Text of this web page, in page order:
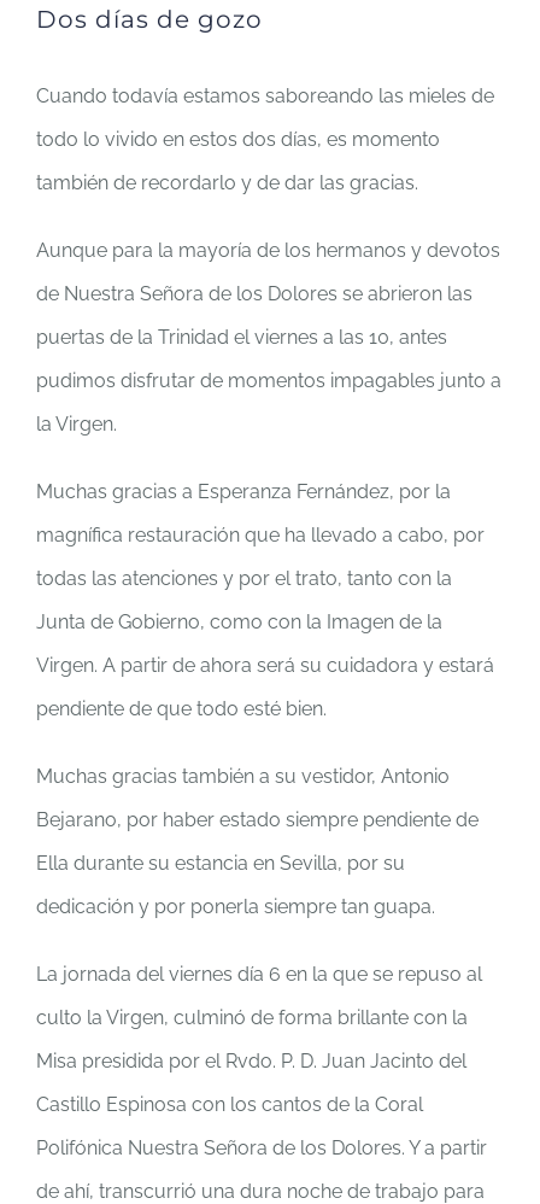
Dos días de gozo
Cuando todavía estamos saboreando las mieles de
todo lo vivido en estos dos días, es momento
también de recordarlo y de dar las gracias.
Aunque para la mayoría de los hermanos y devotos
de Nuestra Señora de los Dolores se abrieron las
puertas de la Trinidad el viernes a las 10, antes
pudimos disfrutar de momentos impagables junto a
la Virgen.
Muchas gracias a Esperanza Fernández, por la
magnífica restauración que ha llevado a cabo, por
todas las atenciones y por el trato, tanto con la
Junta de Gobierno, como con la Imagen de la
Virgen. A partir de ahora será su cuidadora y estará
pendiente de que todo esté bien.
Muchas gracias también a su vestidor, Antonio
Bejarano, por haber estado siempre pendiente de
Ella durante su estancia en Sevilla, por su
dedicación y por ponerla siempre tan guapa.
La jornada del viernes día 6 en la que se repuso al
culto la Virgen, culminó de forma brillante con la
Misa presidida por el Rvdo. P. D. Juan Jacinto del
Castillo Espinosa con los cantos de la Coral
Polifónica Nuestra Señora de los Dolores. Y a partir
de ahí, transcurrió una dura noche de trabajo para